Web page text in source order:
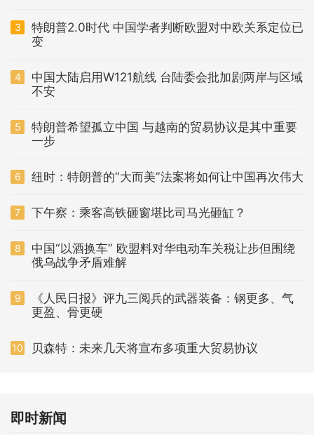
3
特朗普2.0时代 中国学者判断欧盟对中欧关系定位已
变
4
中国大陆启用W121航线 台陆委会批加剧两岸与区域
不安
5
特朗普希望孤立中国 与越南的贸易协议是其中重要
一步
6 纽时：特朗普的“大而美”法案将如何让中国再次伟大
7 下午察：乘客高铁砸窗堪比司马光砸缸？
8
中国“以酒换车” 欧盟料对华电动车关税让步但围绕
俄乌战争矛盾难解
9
《人民日报》评九三阅兵的武器装备：钢更多、气
更盈、骨更硬
10 贝森特：未来几天将宣布多项重大贸易协议
即时新闻